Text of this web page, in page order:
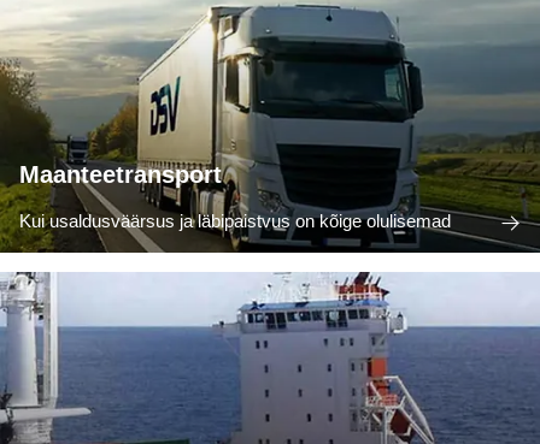
Maanteetransport
Kui usaldusväärsus ja läbipaistvus on kõige olulisemad